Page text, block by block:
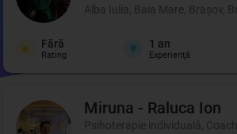
Alba Iulia, Baia Mare, Brașov,
Fără
Rating
1 an
Experienţă
Miruna - Raluca Ion
Psihoterapie individuală,